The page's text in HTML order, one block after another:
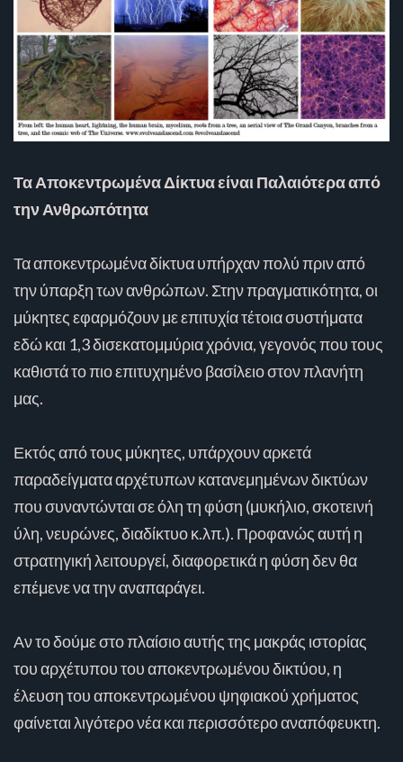
Τα Αποκεντρωμένα Δίκτυα είναι Παλαιότερα από
την Ανθρωπότητα
Τα αποκεντρωμένα δίκτυα υπήρχαν πολύ πριν από
την ύπαρξη των ανθρώπων. Στην πραγματικότητα, οι
μύκητες εφαρμόζουν με επιτυχία τέτοια συστήματα
εδώ και 1,3 δισεκατομμύρια χρόνια, γεγονός που τους
καθιστά το πιο επιτυχημένο βασίλειο στον πλανήτη
μας.
Εκτός από τους μύκητες, υπάρχουν αρκετά
παραδείγματα αρχέτυπων κατανεμημένων δικτύων
που συναντώνται σε όλη τη φύση (μυκήλιο, σκοτεινή
ύλη, νευρώνες, διαδίκτυο κ.λπ.). Προφανώς αυτή η
στρατηγική λειτουργεί, διαφορετικά η φύση δεν θα
επέμενε να την αναπαράγει.
Αν το δούμε στο πλαίσιο αυτής της μακράς ιστορίας
του αρχέτυπου του αποκεντρωμένου δικτύου, η
έλευση του αποκεντρωμένου ψηφιακού χρήματος
φαίνεται λιγότερο νέα και περισσότερο αναπόφευκτη.